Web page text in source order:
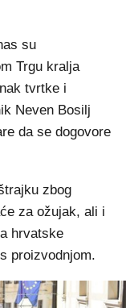
su
Trgu kralja
tvrtke i
Neven Bosilj
da se dogovore
zbog
za ožujak, ali i
hrvatske
proizvodnjom.